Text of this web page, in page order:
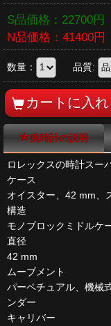
S品価格： 22700円
N品価格： 41400円
数量： 品質:
腕時計の説明
ロレックスの時計スー
ケース
オイスター、42 mm、
構造
モノブロックミドルケ
直径
42 mm
ムーブメント
パーペチュアル、機械
ンダー
キャリバー